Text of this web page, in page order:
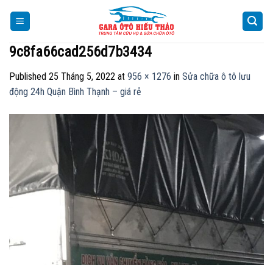
9c8fa66cad256d7b3434
Published 25 Tháng 5, 2022 at 956 × 1276 in Sửa chữa ô tô lưu
động 24h Quận Bình Thạnh – giá rẻ